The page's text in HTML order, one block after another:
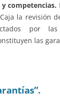
competencias.
la revisión
por
las